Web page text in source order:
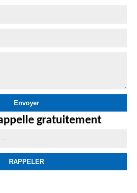
gratuitement